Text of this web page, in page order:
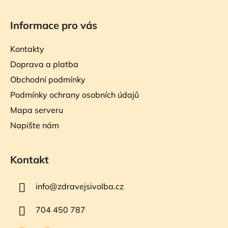
Informace pro vás
Kontakty
Doprava a platba
Obchodní podmínky
Podmínky ochrany osobních údajů
Mapa serveru
Napište nám
Kontakt
info@zdravejsivolba.cz
704 450 787